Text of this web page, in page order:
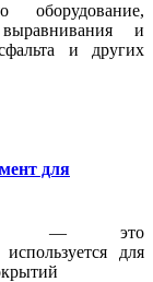
и
и других
для
— это
для